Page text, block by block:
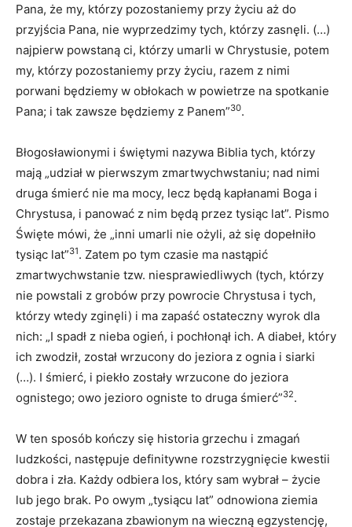
Pana, że my, którzy pozostaniemy przy życiu aż do
przyjścia Pana, nie wyprzedzimy tych, którzy zasnęli. (…)
najpierw powstaną ci, którzy umarli w Chrystusie, potem
my, którzy pozostaniemy przy życiu, razem z nimi
porwani będziemy w obłokach w powietrze na spotkanie
Pana; i tak zawsze będziemy z Panem”30.
Błogosławionymi i świętymi nazywa Biblia tych, którzy
mają „udział w pierwszym zmartwychwstaniu; nad nimi
druga śmierć nie ma mocy, lecz będą kapłanami Boga i
Chrystusa, i panować z nim będą przez tysiąc lat”. Pismo
Święte mówi, że „inni umarli nie ożyli, aż się dopełniło
tysiąc lat”31. Zatem po tym czasie ma nastąpić
zmartwychwstanie tzw. niesprawiedliwych (tych, którzy
nie powstali z grobów przy powrocie Chrystusa i tych,
którzy wtedy zginęli) i ma zapaść ostateczny wyrok dla
nich: „I spadł z nieba ogień, i pochłonął ich. A diabeł, który
ich zwodził, został wrzucony do jeziora z ognia i siarki
(…). I śmierć, i piekło zostały wrzucone do jeziora
ognistego; owo jezioro ogniste to druga śmierć”32.
W ten sposób kończy się historia grzechu i zmagań
ludzkości, następuje definitywne rozstrzygnięcie kwestii
dobra i zła. Każdy odbiera los, który sam wybrał – życie
lub jego brak. Po owym „tysiącu lat” odnowiona ziemia
zostaje przekazana zbawionym na wieczną egzystencję,